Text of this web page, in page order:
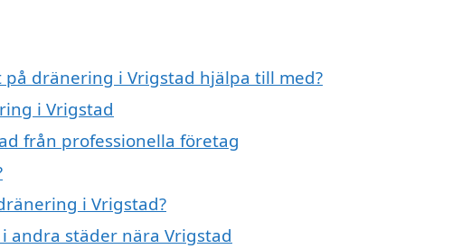
dränering i Vrigstad hjälpa till med?
i Vrigstad
från professionella företag
i Vrigstad?
andra städer nära Vrigstad